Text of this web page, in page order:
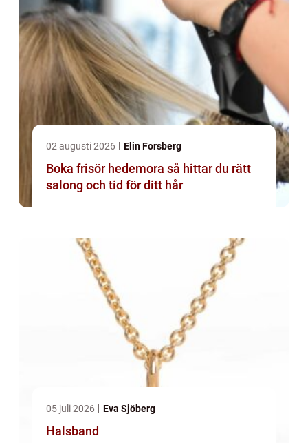
02 augusti 2026 Elin Forsberg
Boka frisör hedemora så hittar du rätt
salong och tid för ditt hår
05 juli 2026 Eva Sjöberg
Halsband